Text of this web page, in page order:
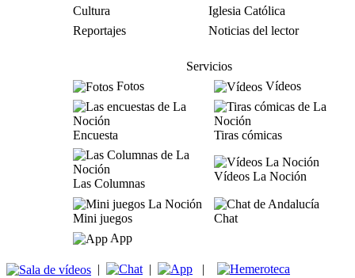
Cultura
Iglesia Católica
Reportajes
Noticias del lector
Servicios
Fotos
Vídeos
Encuesta Tiras cómicas
Las Columnas
Vídeos La Noción
Mini juegos
Chat
App
| | |